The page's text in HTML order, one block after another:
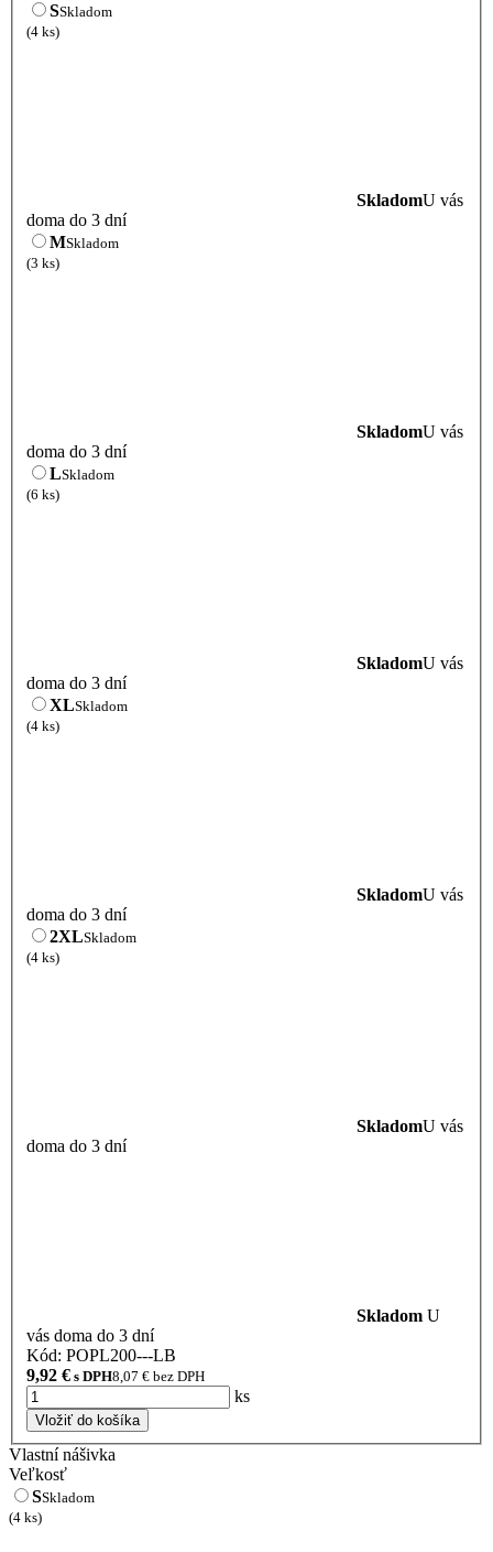
SSkladom
(4 ks)
SkladomU vás
doma do 3 dní
MSkladom
(3 ks)
SkladomU vás
doma do 3 dní
LSkladom
(6 ks)
SkladomU vás
doma do 3 dní
XLSkladom
(4 ks)
SkladomU vás
doma do 3 dní
2XLSkladom
(4 ks)
SkladomU vás
doma do 3 dní
Skladom U
vás doma do 3 dní
Kód: POPL200---LB
9,92 € s DPH8,07 € bez DPH
ks
Vložiť do košíka
Vlastní nášivka
Veľkosť
SSkladom
(4 ks)